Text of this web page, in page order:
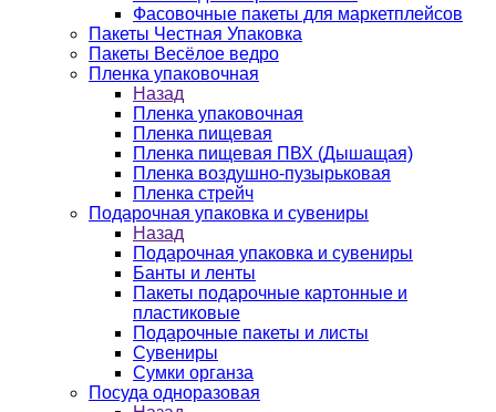
Фасовочные пакеты для маркетплейсов
Пакеты Честная Упаковка
Пакеты Весёлое ведро
Пленка упаковочная
Назад
Пленка упаковочная
Пленка пищевая
Пленка пищевая ПВХ (Дышащая)
Пленка воздушно-пузырьковая
Пленка стрейч
Подарочная упаковка и сувениры
Назад
Подарочная упаковка и сувениры
Банты и ленты
Пакеты подарочные картонные и
пластиковые
Подарочные пакеты и листы
Сувениры
Сумки органза
Посуда одноразовая